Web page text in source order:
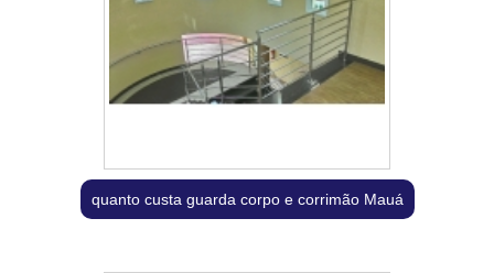
quanto custa guarda corpo e corrimão Mauá